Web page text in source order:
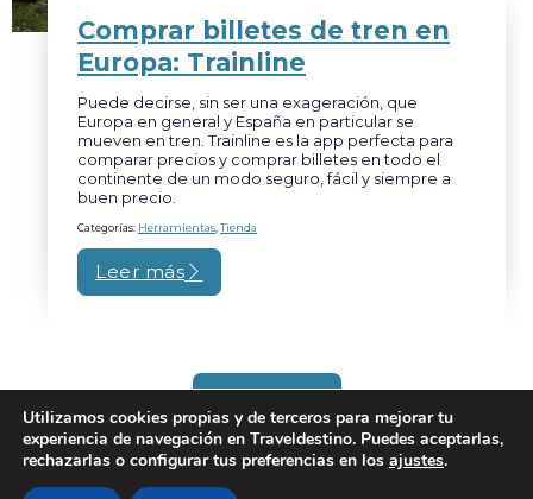
Comprar billetes de tren en
Europa: Trainline
Puede decirse, sin ser una exageración, que
Europa en general y España en particular se
mueven en tren. Trainline es la app perfecta para
comparar precios y comprar billetes en todo el
continente de un modo seguro, fácil y siempre a
buen precio.
Categorías: Herramientas Tienda
Leer más
Newsletter
Utilizamos cookies propias y de terceros para mejorar tu
experiencia de navegación en Traveldestino. Puedes aceptarlas,
rechazarlas o configurar tus preferencias en los ajustes.